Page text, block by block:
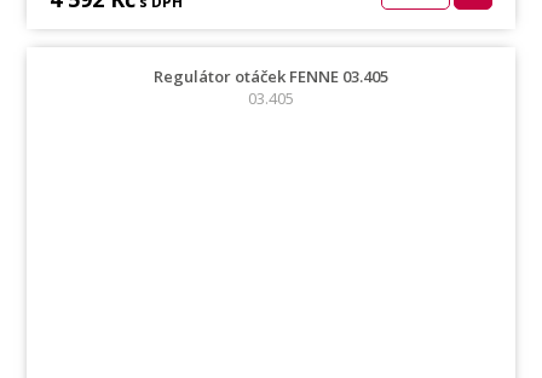
Regulátor otáček FENNE 03.405
03.405